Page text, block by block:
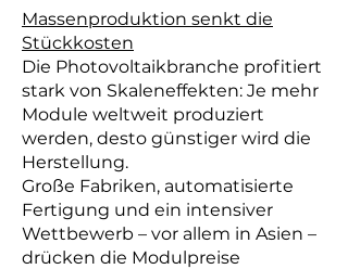
Massenproduktion senkt die
Stückkosten
Die Photovoltaikbranche profitiert
stark von Skaleneffekten: Je mehr
Module weltweit produziert
werden, desto günstiger wird die
Herstellung.
Große Fabriken, automatisierte
Fertigung und ein intensiver
Wettbewerb – vor allem in Asien –
drücken die Modulpreise